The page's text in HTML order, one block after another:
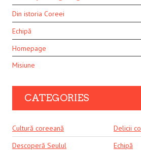
Din istoria Coreei
Echipă
Homepage
Misiune
CATEGORIES
Cultură coreeană
Delicii
Descoperă Seulul
Echipă